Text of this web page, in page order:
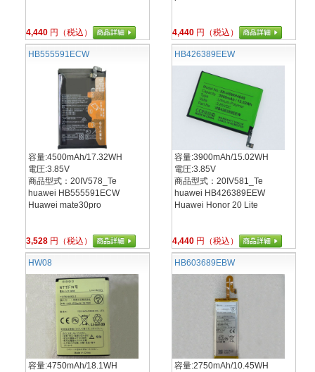
4,440 円（税込） 4,440 円（税込）
HB555591ECW
容量:4500mAh/17.32WH
電圧:3.85V
商品型式：20IV578_Te
huawei HB555591ECW
Huawei mate30pro
3,528 円（税込）
HB426389EEW
容量:3900mAh/15.02WH
電圧:3.85V
商品型式：20IV581_Te
huawei HB426389EEW
Huawei Honor 20 Lite
4,440 円（税込）
HW08
容量:4750mAh/18.1WH
HB603689EBW
容量:2750mAh/10.45WH